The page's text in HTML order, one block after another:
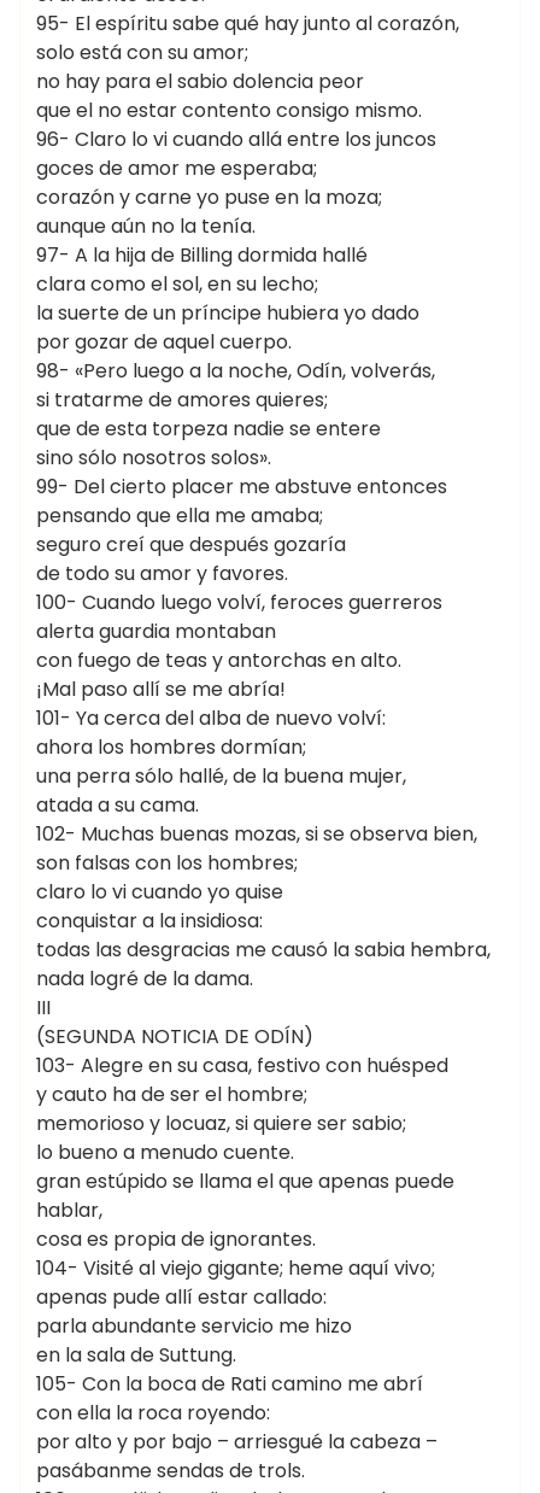
95- El espíritu sabe qué hay junto al corazón,
solo está con su amor;
no hay para el sabio dolencia peor
que el no estar contento consigo mismo.
96- Claro lo vi cuando allá entre los juncos
goces de amor me esperaba;
corazón y carne yo puse en la moza;
aunque aún no la tenía.
97- A la hija de Billing dormida hallé
clara como el sol, en su lecho;
la suerte de un príncipe hubiera yo dado
por gozar de aquel cuerpo.
98- «Pero luego a la noche, Odín, volverás,
si tratarme de amores quieres;
que de esta torpeza nadie se entere
sino sólo nosotros solos».
99- Del cierto placer me abstuve entonces
pensando que ella me amaba;
seguro creí que después gozaría
de todo su amor y favores.
100- Cuando luego volví, feroces guerreros
alerta guardia montaban
con fuego de teas y antorchas en alto.
¡Mal paso allí se me abría!
101- Ya cerca del alba de nuevo volví:
ahora los hombres dormían;
una perra sólo hallé, de la buena mujer,
atada a su cama.
102- Muchas buenas mozas, si se observa bien,
son falsas con los hombres;
claro lo vi cuando yo quise
conquistar a la insidiosa:
todas las desgracias me causó la sabia hembra,
nada logré de la dama.
III
(SEGUNDA NOTICIA DE ODÍN)
103- Alegre en su casa, festivo con huésped
y cauto ha de ser el hombre;
memorioso y locuaz, si quiere ser sabio;
lo bueno a menudo cuente.
gran estúpido se llama el que apenas puede
hablar,
cosa es propia de ignorantes.
104- Visité al viejo gigante; heme aquí vivo;
apenas pude allí estar callado:
parla abundante servicio me hizo
en la sala de Suttung.
105- Con la boca de Rati camino me abrí
con ella la roca royendo:
por alto y por bajo – arriesgué la cabeza –
pasábanme sendas de trols.